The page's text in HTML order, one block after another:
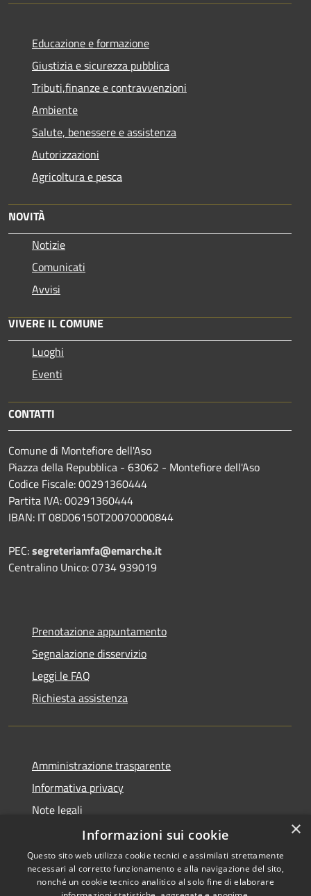
Educazione e formazione
Giustizia e sicurezza pubblica
Tributi,finanze e contravvenzioni
Ambiente
Salute, benessere e assistenza
Autorizzazioni
Agricoltura e pesca
NOVITÀ
Notizie
Comunicati
Avvisi
VIVERE IL COMUNE
Luoghi
Eventi
CONTATTI
Comune di Montefiore dell'Aso
Piazza della Repubblica - 63062 - Montefiore dell'Aso
Codice Fiscale: 00291360444
Partita IVA: 00291360444
IBAN: IT 08D06150T20070000844
PEC:segreteriamfa@emarche.it
Centralino Unico: 0734 939019
Prenotazione appuntamento
Segnalazione disservizio
Leggi le FAQ
Richiesta assistenza
Amministrazione trasparente
Informativa privacy
Note legali
Dichiarazione di accessibilità
×
Informazioni sui cookie
Questo sito web utilizza cookie tecnici e assimilati strettamente
necessari al corretto funzionamento e alla navigazione del sito,
nonché un cookie tecnico analitico al solo fine di elaborare